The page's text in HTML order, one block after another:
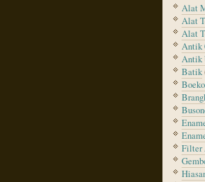
Alat
Alat
Alat
Antik
Antik
Batik
Filter